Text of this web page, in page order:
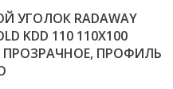
УГОЛОК RADAWAY
KDD 110 110X100
ПРОЗРАЧНОЕ, ПРОФИЛЬ